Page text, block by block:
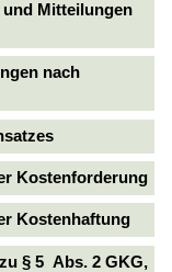
Mitteilungen
nach
Kostenforderung
Kostenhaftung
§ 5 Abs. 2 GKG,